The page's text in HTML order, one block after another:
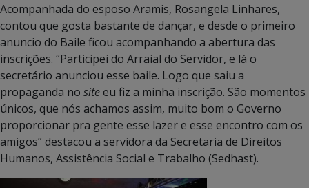
Acompanhada do esposo Aramis, Rosangela Linhares,
contou que gosta bastante de dançar, e desde o primeiro
anuncio do Baile ficou acompanhando a abertura das
inscrições. “Participei do Arraial do Servidor, e lá o
secretário anunciou esse baile. Logo que saiu a
propaganda no siteeu fiz a minha inscrição. São momentos
únicos, que nós achamos assim, muito bom o Governo
proporcionar pra gente esse lazer e esse encontro com os
amigos” destacou a servidora da Secretaria de Direitos
Humanos, Assistência Social e Trabalho (Sedhast).